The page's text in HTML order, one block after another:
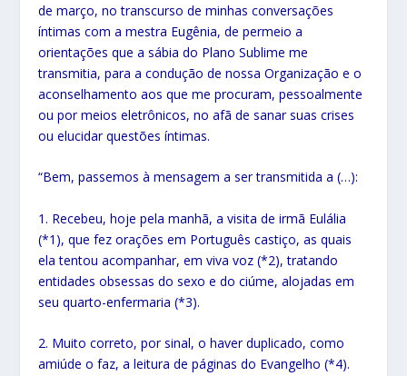
de março, no transcurso de minhas conversações
íntimas com a mestra Eugênia, de permeio a
orientações que a sábia do Plano Sublime me
transmitia, para a condução de nossa Organização e o
aconselhamento aos que me procuram, pessoalmente
ou por meios eletrônicos, no afã de sanar suas crises
ou elucidar questões íntimas.
“Bem, passemos à mensagem a ser transmitida a (…):
1. Recebeu, hoje pela manhã, a visita de irmã Eulália
(*1), que fez orações em Português castiço, as quais
ela tentou acompanhar, em viva voz (*2), tratando
entidades obsessas do sexo e do ciúme, alojadas em
seu quarto-enfermaria (*3).
2. Muito correto, por sinal, o haver duplicado, como
amiúde o faz, a leitura de páginas do Evangelho (*4).